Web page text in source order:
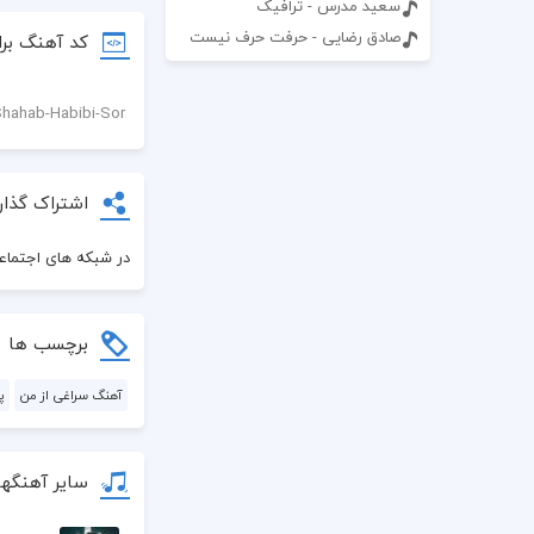
سعید مدرس - ترافیک
صادق رضایی - حرفت حرف نیست
کد آهنگ
اشتراک
در شبکه های
برچسب ها
آهنگ سراغی از من
سایر